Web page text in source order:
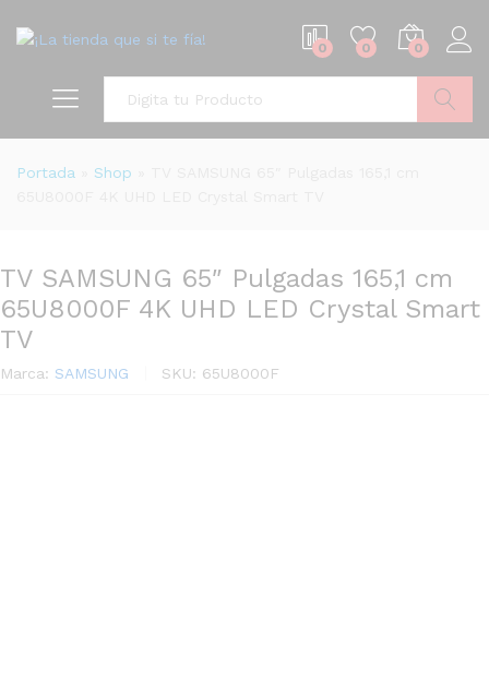
0 0 0
Portada
Shop
TV SAMSUNG 65″ Pulgadas 165,1 cm
65U8000F 4K UHD LED Crystal Smart
TV
Marca: SAMSUNG SKU: 65U8000F